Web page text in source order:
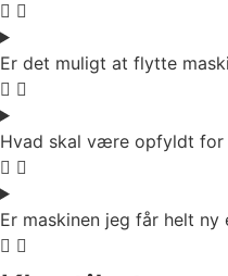
Er det muligt at flytte
Hvad skal være opfyldt for
Er maskinen jeg får helt ny